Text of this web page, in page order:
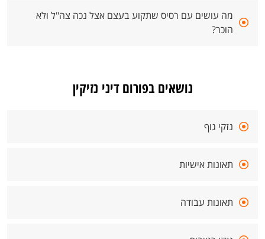
מה עושים עם רסיס שתקוע בעצם אצל נכה צה"ל ולא
הוכר?
נושאים בפורום דיני נזיקין
נזקי גוף
תאונות אישיות
תאונות עבודה